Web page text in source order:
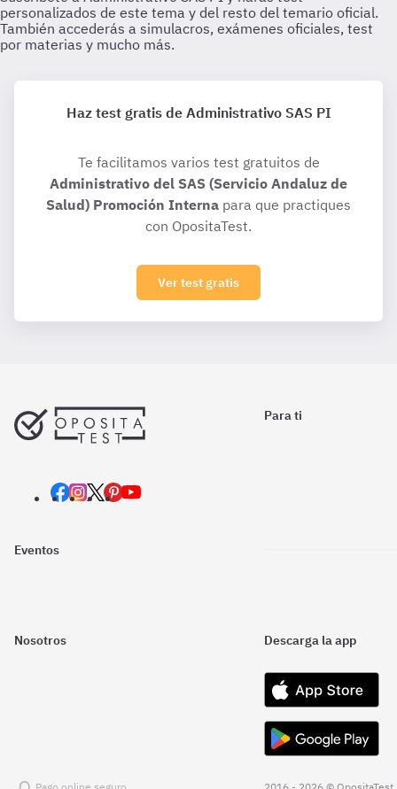
Haz test gratis de Administrativo SAS PI
Te facilitamos varios test gratuitos de
Administrativo del SAS (Servicio Andaluz de
Salud) Promoción Interna para que practiques
con OpositaTest.
Ver test gratis
Para ti
Eventos
Nosotros Descarga la app